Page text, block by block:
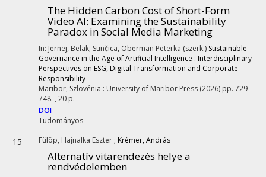
The Hidden Carbon Cost of Short-Form
Video AI: Examining the Sustainability
Paradox in Social Media Marketing
In: Jernej, Belak; Sunčica, Oberman Peterka (szerk.) Sustainable
Governance in the Age of Artificial Intelligence : Interdisciplinary
Perspectives on ESG, Digital Transformation and Corporate
Responsibility
Maribor, Szlovénia : University of Maribor Press (2026) pp. 729-
748. , 20 p.
DOI
Tudományos
15 Fülöp, Hajnalka Eszter ; Krémer, András
Alternatív vitarendezés helye a
rendvédelemben